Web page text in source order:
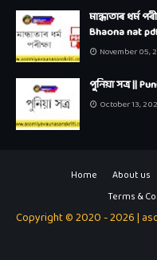
মান্ধাতাৰ ধৰ্ম
Bhaona nat
November 05,
পুনিয়া সত্ৰ ||
October 13,
Home About us
Terms &
Copyright © 2020 -2026|